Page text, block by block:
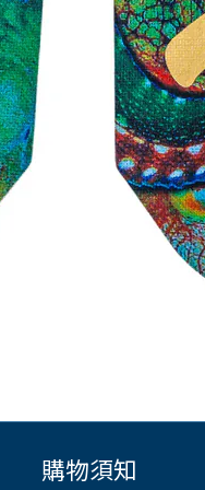
購物須知